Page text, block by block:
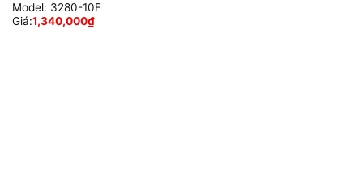
Model: 3280-10F
Giá:1,340,000₫